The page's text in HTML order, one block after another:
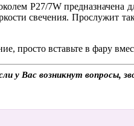
P27/7W
свечения. Прослужит
просто вставьте в фару
у Вас возникнут